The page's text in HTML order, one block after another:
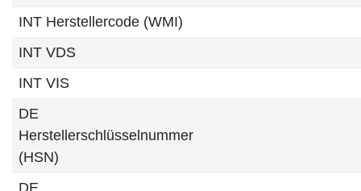
INT Herstellercode (WMI)
INT VDS
INT VIS
DE
Herstellerschlüsselnummer
(HSN)
DE